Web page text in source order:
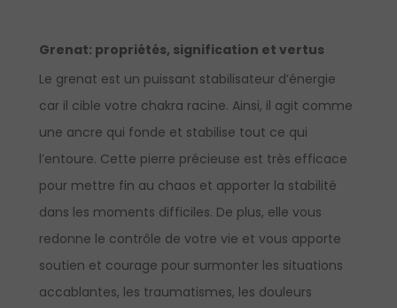
Grenat: propriétés, signification et vertus
Le grenat est un puissant stabilisateur d’énergie
car il cible votre chakra racine. Ainsi, il agit comme
une ancre qui fonde et stabilise tout ce qui
l’entoure. Cette pierre précieuse est très efficace
pour mettre fin au chaos et apporter la stabilité
dans les moments difficiles. De plus, elle vous
redonne le contrôle de votre vie et vous apporte
soutien et courage pour surmonter les situations
accablantes, les traumatismes, les douleurs